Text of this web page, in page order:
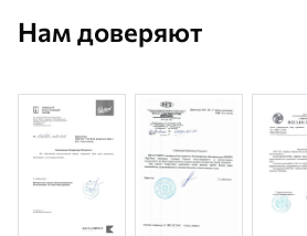
Нам доверяют